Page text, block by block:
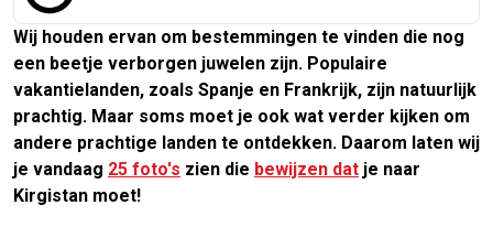
Wij houden ervan om bestemmingen te vinden die nog
een beetje verborgen juwelen zijn. Populaire
vakantielanden, zoals Spanje en Frankrijk, zijn natuurlijk
prachtig. Maar soms moet je ook wat verder kijken om
andere prachtige landen te ontdekken. Daarom laten wij
je vandaag 25 foto's zien die bewijzen dat je naar
Kirgistan moet!